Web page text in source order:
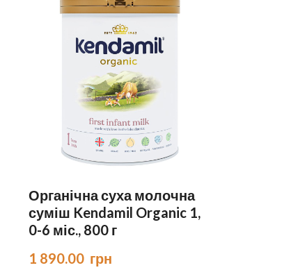
Органічна суха молочна
суміш Kendamil Organic 1,
0-6 міс., 800 г
1 890.00  грн